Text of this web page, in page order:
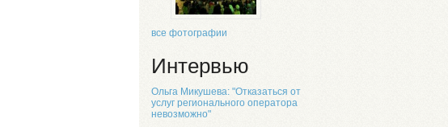
все фотографии
Интервью
Ольга Микушева: "Отказаться от
услуг регионального оператора
невозможно"